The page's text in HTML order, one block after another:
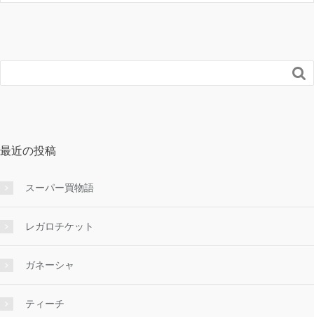

最近の投稿
スーパー買物語
レガロチケット
ガネーシャ
ティーチ